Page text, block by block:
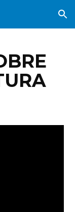
Skip to navigation